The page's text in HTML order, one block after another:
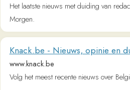
Volg het meest recente nieuws over België en
Business Insider - Latest News in
www.businessinsider.nl